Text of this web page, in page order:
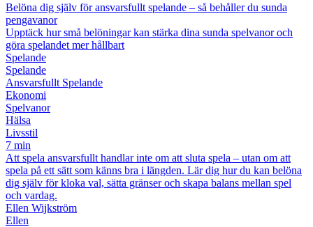
Belöna dig själv för ansvarsfullt spelande – så behåller du sunda
pengavanor
Upptäck hur små belöningar kan stärka dina sunda spelvanor och
göra spelandet mer hållbart
Spelande
Spelande
Ansvarsfullt Spelande
Ekonomi
Spelvanor
Hälsa
Livsstil
7 min
Att spela ansvarsfullt handlar inte om att sluta spela – utan om att
spela på ett sätt som känns bra i längden. Lär dig hur du kan belöna
dig själv för kloka val, sätta gränser och skapa balans mellan spel
och vardag.
Ellen Wijkström
Ellen